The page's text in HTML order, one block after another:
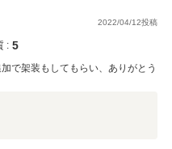
2022/04/12投稿
: 5
で架装もしてもらい、ありがとう